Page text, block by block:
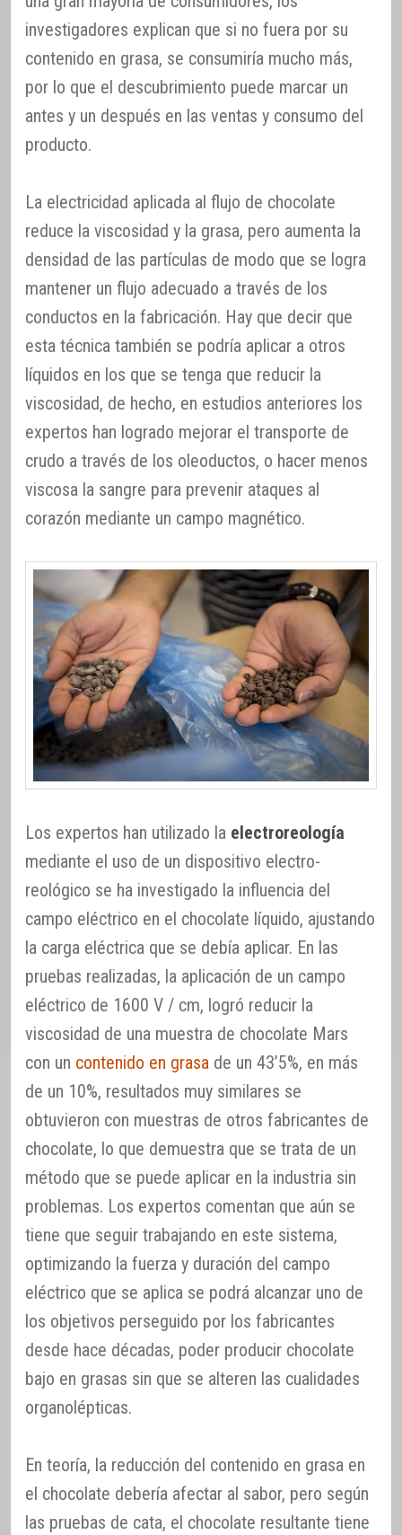
investigadores explican que si no fuera por su
contenido en grasa, se consumiría mucho más,
por lo que el descubrimiento puede marcar un
antes y un después en las ventas y consumo del
producto.
La electricidad aplicada al flujo de chocolate
reduce la viscosidad y la grasa, pero aumenta la
densidad de las partículas de modo que se logra
mantener un flujo adecuado a través de los
conductos en la fabricación. Hay que decir que
esta técnica también se podría aplicar a otros
líquidos en los que se tenga que reducir la
viscosidad, de hecho, en estudios anteriores los
expertos han logrado mejorar el transporte de
crudo a través de los oleoductos, o hacer menos
viscosa la sangre para prevenir ataques al
corazón mediante un campo magnético.
Los expertos han utilizado la electroreología
mediante el uso de un dispositivo electro-
reológico se ha investigado la influencia del
campo eléctrico en el chocolate líquido, ajustando
la carga eléctrica que se debía aplicar. En las
pruebas realizadas, la aplicación de un campo
eléctrico de 1600 V / cm, logró reducir la
viscosidad de una muestra de chocolate Mars
con un contenido en grasa de un 43’5%, en más
de un 10%, resultados muy similares se
obtuvieron con muestras de otros fabricantes de
chocolate, lo que demuestra que se trata de un
método que se puede aplicar en la industria sin
problemas. Los expertos comentan que aún se
tiene que seguir trabajando en este sistema,
optimizando la fuerza y duración del campo
eléctrico que se aplica se podrá alcanzar uno de
los objetivos perseguido por los fabricantes
desde hace décadas, poder producir chocolate
bajo en grasas sin que se alteren las cualidades
organolépticas.
En teoría, la reducción del contenido en grasa en
el chocolate debería afectar al sabor, pero según
las pruebas de cata, el chocolate resultante tiene